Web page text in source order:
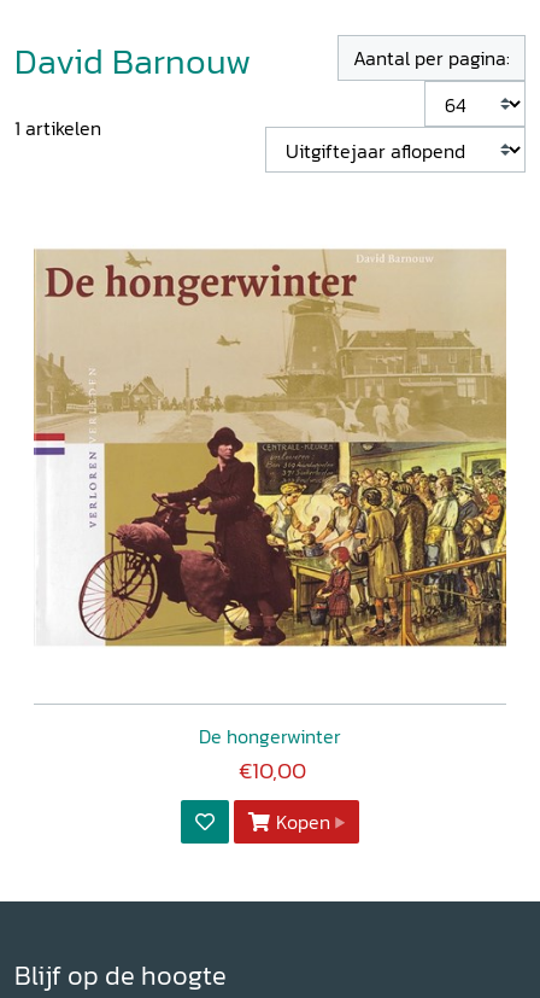
David Barnouw
1 artikelen
Aantal per pagina:
De hongerwinter
€10,00
Kopen
Blijf op de hoogte